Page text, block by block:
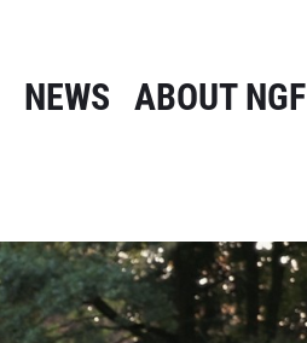
NEWS ABOUT NGF